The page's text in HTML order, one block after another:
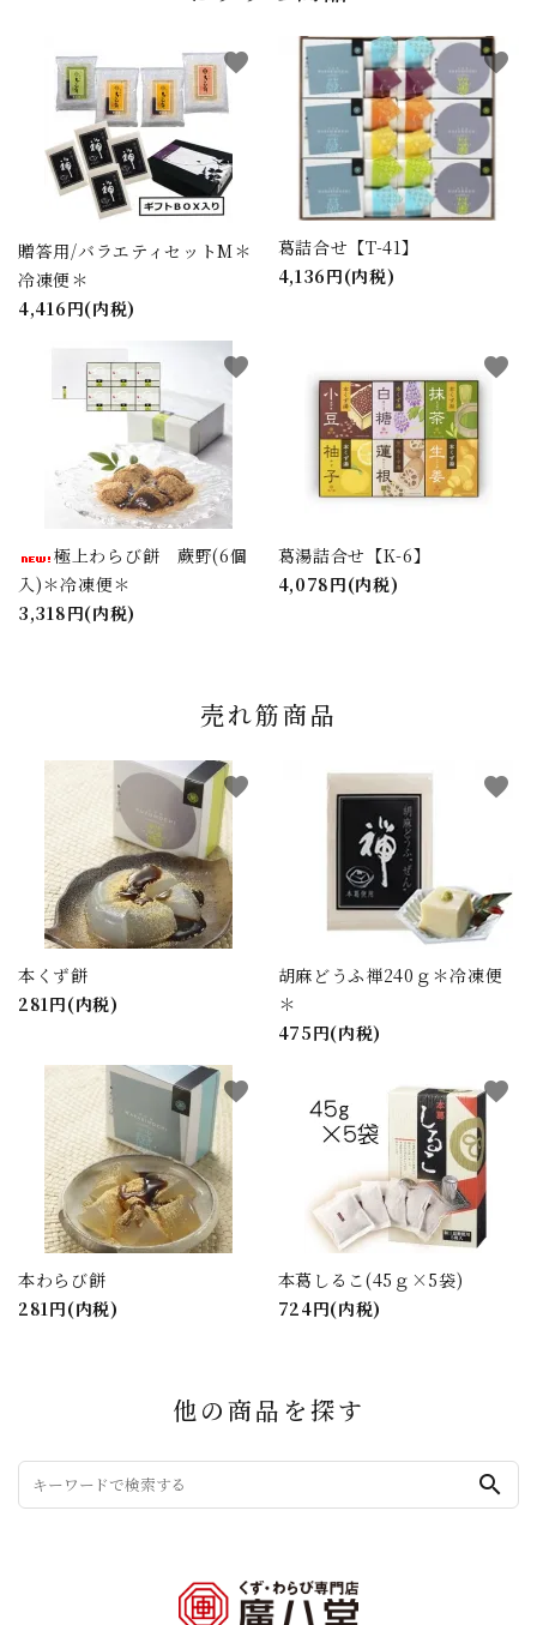
贈答用/バラエティセットM＊
冷凍便＊
4,416円(内税)
favorite
葛詰合せ【T-41】
4,136円(内税)
favorite
極上わらび餅 蕨野(6個
入)＊冷凍便＊
3,318円(内税)
favorite
葛湯詰合せ【K-6】
4,078円(内税)
favorite
売れ筋商品
本くず餅
281円(内税)
favorite
胡麻どうふ禅240ｇ＊冷凍便
＊
475円(内税)
favorite
本わらび餅
281円(内税)
favorite
本葛しるこ(45ｇ×5袋)
724円(内税)
favorite
他の商品を探す
search